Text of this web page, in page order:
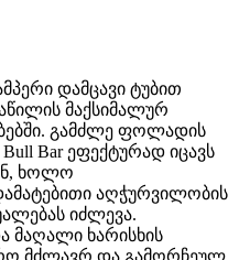
დამცავი ტუბით
მაქსიმალურ
გამძლე ფოლადის
Bar ეფექტურად იცავს
ხოლო
აღჭურვილობის
იძლევა.
მაღალი ხარისხის
მძლავრ და გამორჩეულ